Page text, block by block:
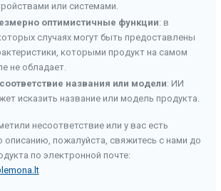
или системами.
оптимистичные функции: в
случаях могут быть предоставлены
которыми продукт на самом
не обладает.
названия или модели: ИИ
исказить название или модель продукта.
несоответствие или у вас есть
описанию, пожалуйста, свяжитесь с нами до
по электронной почте: